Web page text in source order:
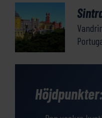
Höjdpunkter: